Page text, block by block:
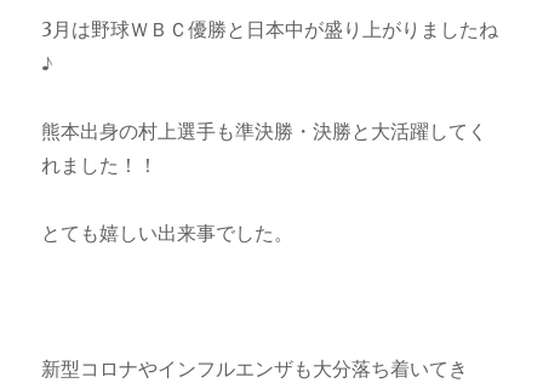
3月は野球ＷＢＣ優勝と日本中が盛り上がりましたね
♪
熊本出身の村上選手も準決勝・決勝と大活躍してく
れました！！
とても嬉しい出来事でした。
新型コロナやインフルエンザも大分落ち着いてき